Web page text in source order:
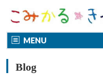
MENU
Blog